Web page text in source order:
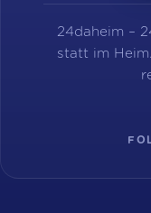
24daheim –
statt im